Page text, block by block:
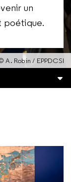
un
poétique.
A. Robin / EPPDCSI